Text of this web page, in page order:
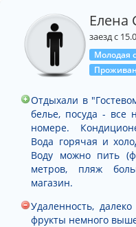
Елена
заезд с
Молодая
Отдыхали в
белье, посуда - все
номере.
Вода горячая и
Воду можно пить
метров, пляж
магазин.
Удаленность,
фрукты немного